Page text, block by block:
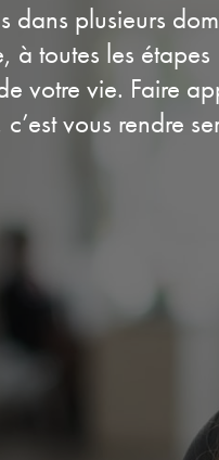
domaines
les étapes
Faire appel à
rendre services !